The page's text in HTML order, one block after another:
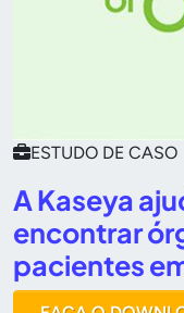
ESTUDO DE CASO
A Kaseya
encontrar
pacientes